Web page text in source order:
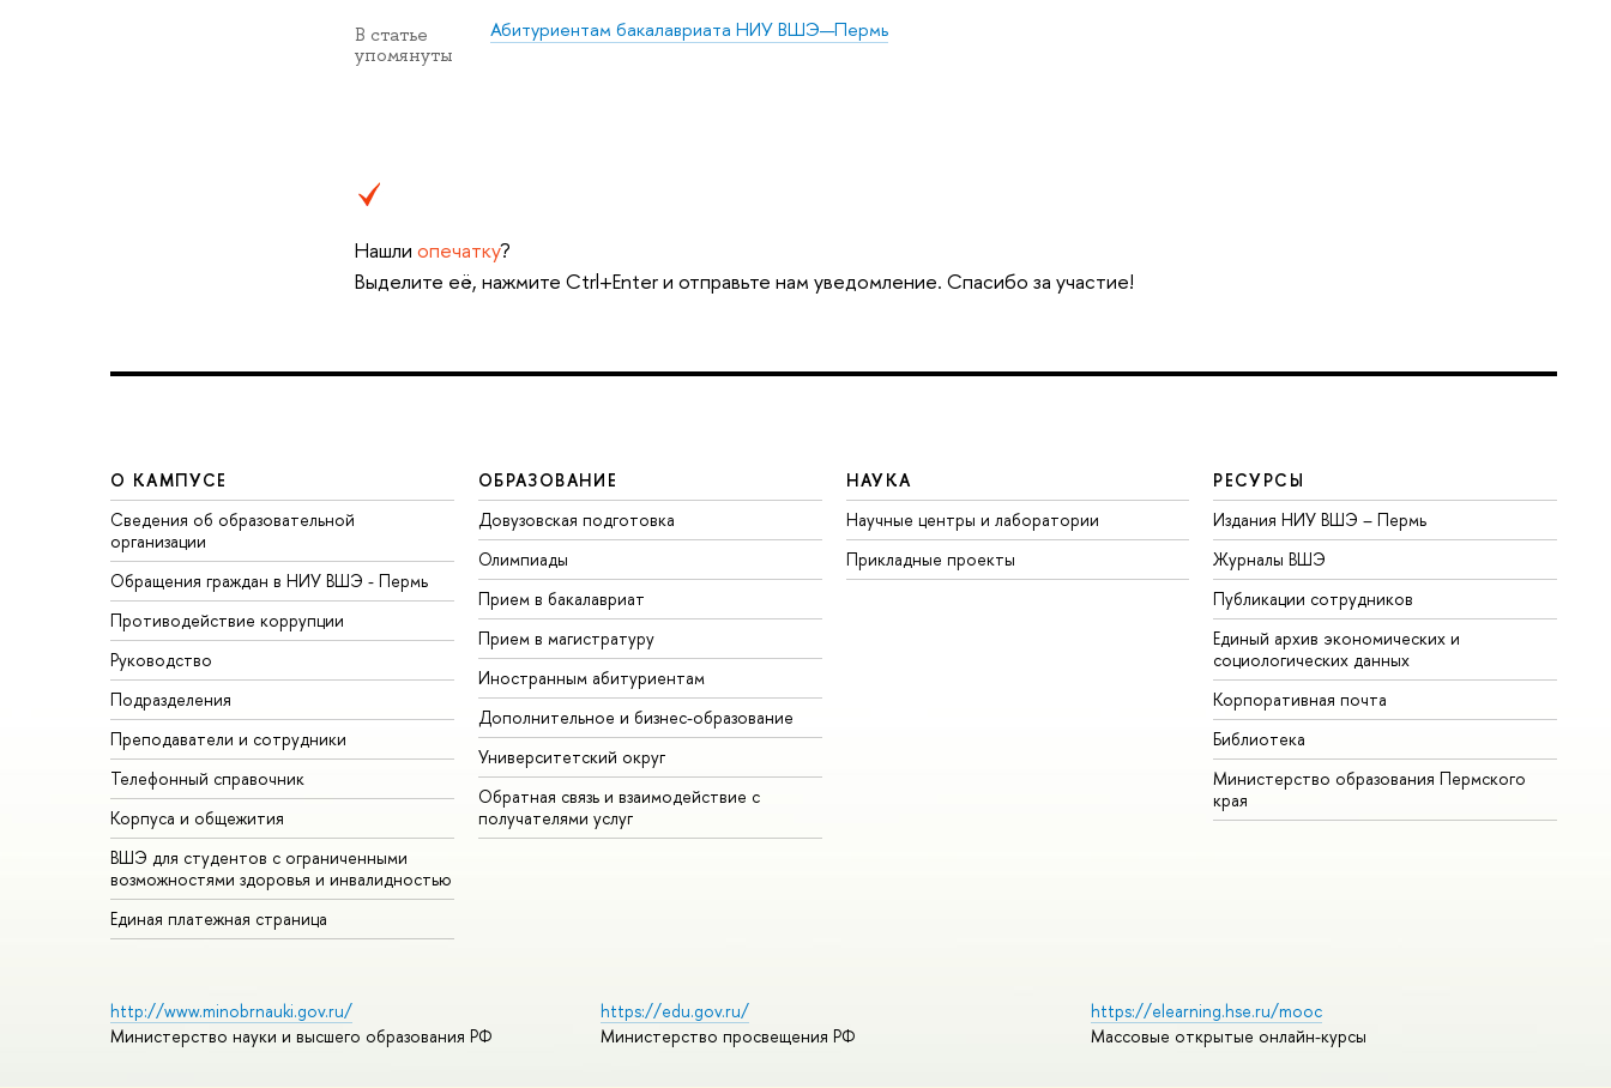
В статье
упомянуты
Абитуриентам бакалавриата НИУ ВШЭ—Пермь
Нашли опечатку?
Выделите её, нажмите Ctrl+Enter и отправьте нам уведомление. Спасибо за участие!
О КАМПУСЕ
Сведения об образовательной
организации
Обращения граждан в НИУ ВШЭ - Пермь
Противодействие коррупции
Руководство
Подразделения
Преподаватели и сотрудники
Телефонный справочник
Корпуса и общежития
ВШЭ для студентов с ограниченными
возможностями здоровья и инвалидностью
Единая платежная страница
ОБРАЗОВАНИЕ
Довузовская подготовка
Олимпиады
Прием в бакалавриат
Прием в магистратуру
Иностранным абитуриентам
Дополнительное и бизнес-образование
Университетский округ
Обратная связь и взаимодействие с
получателями услуг
НАУКА
Научные центры и лаборатории
Прикладные проекты
РЕСУРСЫ
Издания НИУ ВШЭ ­– Пермь
Журналы ВШЭ
Публикации сотрудников
Единый архив экономических и
социологических данных
Корпоративная почта
Библиотека
Министерство образования Пермского
края
http://www.minobrnauki.gov.ru/
Министерство науки и высшего образования РФ
https://edu.gov.ru/
Министерство просвещения РФ
https://elearning.hse.ru/mooc
Массовые открытые онлайн-курсы